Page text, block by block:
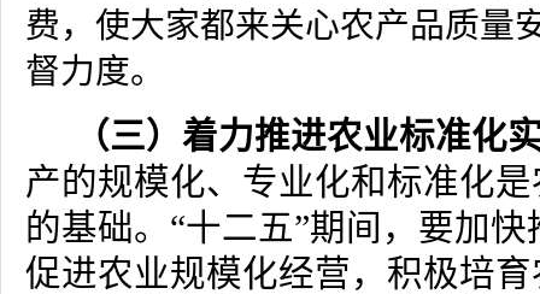
费，使大家都来关心农产品质量
督力度。
（三）着力推进农业标准化
产的规模化、专业化和标准化
的基础。 “十二五”期间，要加快
促进农业规模化经营，积极培